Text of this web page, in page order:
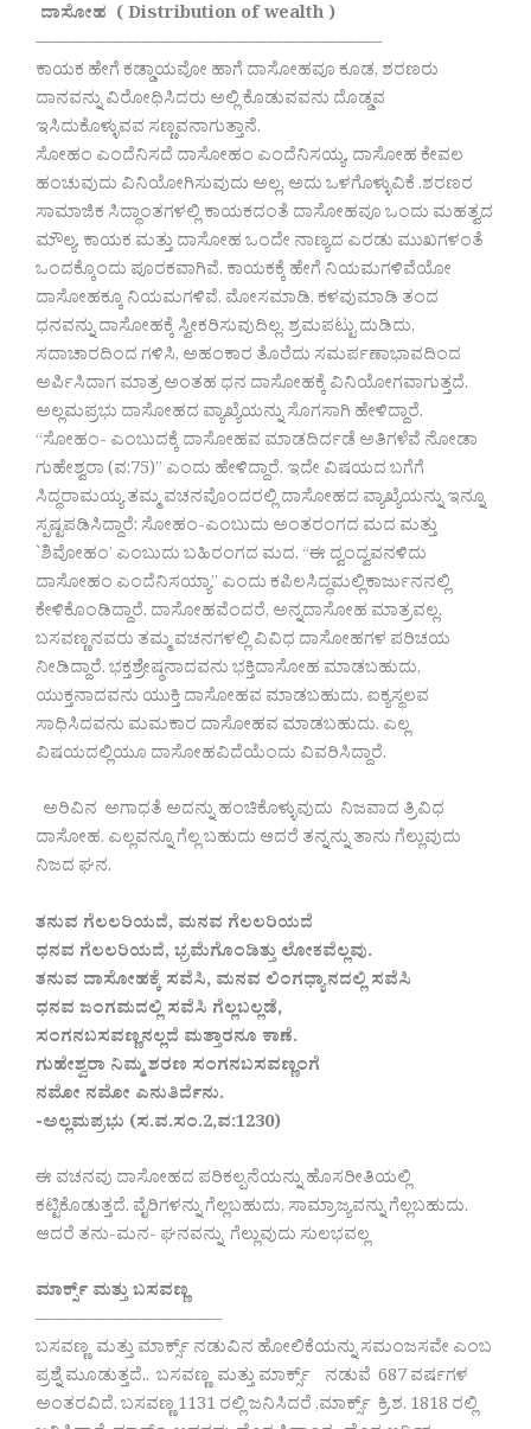
ದಾಸೋಹ ( Distribution of wealth )
———————————————————–
ಕಾಯಕ ಹೇಗೆ ಕಡ್ಡಾಯವೋ ಹಾಗೆ ದಾಸೋಹವೂ ಕೂಡ, ಶರಣರು
ದಾನವನ್ನು ವಿರೋಧಿಸಿದರು ಅಲ್ಲಿ ಕೊಡುವವನು ದೊಡ್ಡವ
ಇಸಿದುಕೊಳ್ಳುವವ ಸಣ್ಣವನಾಗುತ್ತಾನೆ.
ಸೋಹಂ ಎಂದೆನಿಸದೆ ದಾಸೋಹಂ ಎಂದೆನಿಸಯ್ಯ, ದಾಸೋಹ ಕೇವಲ
ಹಂಚುವುದು ವಿನಿಯೋಗಿಸುವುದು ಅಲ್ಲ, ಅದು ಒಳಗೊಳ್ಳುವಿಕೆ .ಶರಣರ
ಸಾಮಾಜಿಕ ಸಿದ್ಧಾಂತಗಳಲ್ಲಿ ಕಾಯಕದಂತೆ ದಾಸೋಹವೂ ಒಂದು ಮಹತ್ವದ
ಮೌಲ್ಯ. ಕಾಯಕ ಮತ್ತು ದಾಸೋಹ ಒಂದೇ ನಾಣ್ಯದ ಎರಡು ಮುಖಗಳಂತೆ
ಒಂದಕ್ಕೊಂದು ಪೂರಕವಾಗಿವೆ. ಕಾಯಕಕ್ಕೆ ಹೇಗೆ ನಿಯಮಗಳಿವೆಯೋ
ದಾಸೋಹಕ್ಕೂ ನಿಯಮಗಳಿವೆ. ಮೋಸಮಾಡಿ, ಕಳವುಮಾಡಿ ತಂದ
ಧನವನ್ನು ದಾಸೋಹಕ್ಕೆ ಸ್ವೀಕರಿಸುವುದಿಲ್ಲ. ಶ್ರಮಪಟ್ಟು ದುಡಿದು,
ಸದಾಚಾರದಿಂದ ಗಳಿಸಿ, ಅಹಂಕಾರ ತೊರೆದು ಸಮರ್ಪಣಾಭಾವದಿಂದ
ಅರ್ಪಿಸಿದಾಗ ಮಾತ್ರ ಅಂತಹ ಧನ ದಾಸೋಹಕ್ಕೆ ವಿನಿಯೋಗವಾಗುತ್ತದೆ.
ಅಲ್ಲಮಪ್ರಭು ದಾಸೋಹದ ವ್ಯಾಖ್ಯೆಯನ್ನು ಸೊಗಸಾಗಿ ಹೇಳಿದ್ದಾರೆ.
“ಸೋಹಂ- ಎಂಬುದಕ್ಕೆ ದಾಸೋಹವ ಮಾಡದಿರ್ದಡೆ ಅತಿಗಳೆವೆ ನೋಡಾ
ಗುಹೇಶ್ವರಾ (ವ:75)” ಎಂದು ಹೇಳಿದ್ದಾರೆ. ಇದೇ ವಿಷಯದ ಬಗೆಗೆ
ಸಿದ್ಧರಾಮಯ್ಯ ತಮ್ಮ ವಚನವೊಂದರಲ್ಲಿ ದಾಸೋಹದ ವ್ಯಾಖ್ಯೆಯನ್ನು ಇನ್ನೂ
ಸ್ಪಷ್ಟಪಡಿಸಿದ್ದಾರೆ: ಸೋಹಂ-ಎಂಬುದು ಅಂತರಂಗದ ಮದ ಮತ್ತು
`ಶಿವೋಹಂ’ ಎಂಬುದು ಬಹಿರಂಗದ ಮದ. “ಈ ದ್ವಂದ್ವವನಳಿದು
ದಾಸೋಹಂ ಎಂದೆನಿಸಯ್ಯಾ” ಎಂದು ಕಪಿಲಸಿದ್ಧಮಲ್ಲಿಕಾರ್ಜುನನಲ್ಲಿ
ಕೇಳಿಕೊಂಡಿದ್ದಾರೆ. ದಾಸೋಹವೆಂದರೆ, ಅನ್ನದಾಸೋಹ ಮಾತ್ರವಲ್ಲ.
ಬಸವಣ್ಣನವರು ತಮ್ಮ ವಚನಗಳಲ್ಲಿ ವಿವಿಧ ದಾಸೋಹಗಳ ಪರಿಚಯ
ನೀಡಿದ್ದಾರೆ. ಭಕ್ತಶ್ರೇಷ್ಠನಾದವನು ಭಕ್ತಿದಾಸೋಹ ಮಾಡಬಹುದು,
ಯುಕ್ತನಾದವನು ಯುಕ್ತಿ ದಾಸೋಹವ ಮಾಡಬಹುದು. ಐಕ್ಯಸ್ಥಲವ
ಸಾಧಿಸಿದವನು ಮಮಕಾರ ದಾಸೋಹವ ಮಾಡಬಹುದು. ಎಲ್ಲ
ವಿಷಯದಲ್ಲಿಯೂ ದಾಸೋಹವಿದೆಯೆಂದು ವಿವರಿಸಿದ್ದಾರೆ.
ಅರಿವಿನ ಅಗಾಧತೆ ಅದನ್ನು ಹಂಚಿಕೊಳ್ಳುವುದು ನಿಜವಾದ ತ್ರಿವಿಧ
ದಾಸೋಹ. ಎಲ್ಲವನ್ನೂ ಗೆಲ್ಲ ಬಹುದು ಆದರೆ ತನ್ನನ್ನು ತಾನು ಗೆಲ್ಲುವುದು
ನಿಜದ ಘನ.
ತನುವ ಗೆಲಲರಿಯದೆ, ಮನವ ಗೆಲಲರಿಯದೆ
ಧನವ ಗೆಲಲರಿಯದೆ, ಭ್ರಮೆಗೊಂಡಿತ್ತು ಲೋಕವೆಲ್ಲವು.
ತನುವ ದಾಸೋಹಕ್ಕೆ ಸವೆಸಿ, ಮನವ ಲಿಂಗಧ್ಯಾನದಲ್ಲಿ ಸವೆಸಿ
ಧನವ ಜಂಗಮದಲ್ಲಿ ಸವೆಸಿ ಗೆಲ್ಲಬಲ್ಲಡೆ,
ಸಂಗನಬಸವಣ್ಣನಲ್ಲದೆ ಮತ್ತಾರನೂ ಕಾಣೆ.
ಗುಹೇಶ್ವರಾ ನಿಮ್ಮ ಶರಣ ಸಂಗನಬಸವಣ್ಣಂಗೆ
ನಮೋ ನಮೋ ಎನುತಿರ್ದೆನು.
-ಅಲ್ಲಮಪ್ರಭು (ಸ.ವ.ಸಂ.2,ವ:1230)
ಈ ವಚನವು ದಾಸೋಹದ ಪರಿಕಲ್ಪನೆಯನ್ನು ಹೊಸರೀತಿಯಲ್ಲಿ
ಕಟ್ಟಿಕೊಡುತ್ತದೆ. ವೈರಿಗಳನ್ನು ಗೆಲ್ಲಬಹುದು, ಸಾಮ್ರಾಜ್ಯವನ್ನು ಗೆಲ್ಲಬಹುದು.
ಆದರೆ ತನು-ಮನ- ಘನವನ್ನು ಗೆಲ್ಲುವುದು ಸುಲಭವಲ್ಲ
ಮಾರ್ಕ್ಸ್ ಮತ್ತು ಬಸವಣ್ಣ
——————————–
ಬಸವಣ್ಣ ಮತ್ತು ಮಾರ್ಕ್ಸ್ ನಡುವಿನ ಹೋಲಿಕೆಯನ್ನು ಸಮಂಜಸವೇ ಎಂಬ
ಪ್ರಶ್ನೆ ಮೂಡುತ್ತದೆ.. ಬಸವಣ್ಣ ಮತ್ತು ಮಾರ್ಕ್ಸ್ ನಡುವೆ 687 ವರ್ಷಗಳ
ಅಂತರವಿದೆ. ಬಸವಣ್ಣ 1131 ರಲ್ಲಿ ಜನಿಸಿದರೆ ,ಮಾರ್ಕ್ಸ್ ಕ್ರಿ.ಶ. 1818 ರಲ್ಲಿ